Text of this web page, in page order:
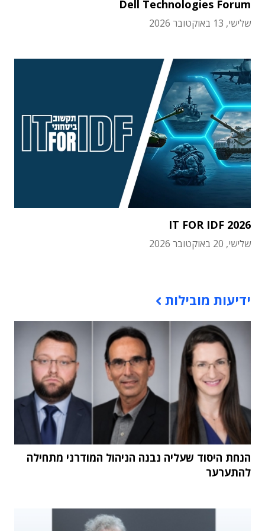
Dell Technologies Forum
שלישי, 13 באוקטובר 2026
IT FOR IDF 2026
שלישי, 20 באוקטובר 2026
ידיעות מובילות
הנחת היסוד שעליה נבנה הניהול המודרני מתחילה
להתערער